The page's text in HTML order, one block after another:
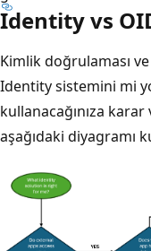
Identity vs
Kimlik doğrulaması
Identity sistemini mi
kullanacağınıza karar
aşağıdaki diyagramı